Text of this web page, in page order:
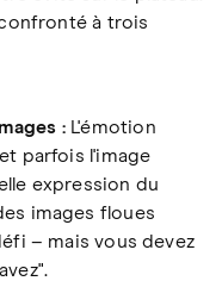
à trois
: L'émotion
parfois l'image
expression du
images floues
– mais vous devez